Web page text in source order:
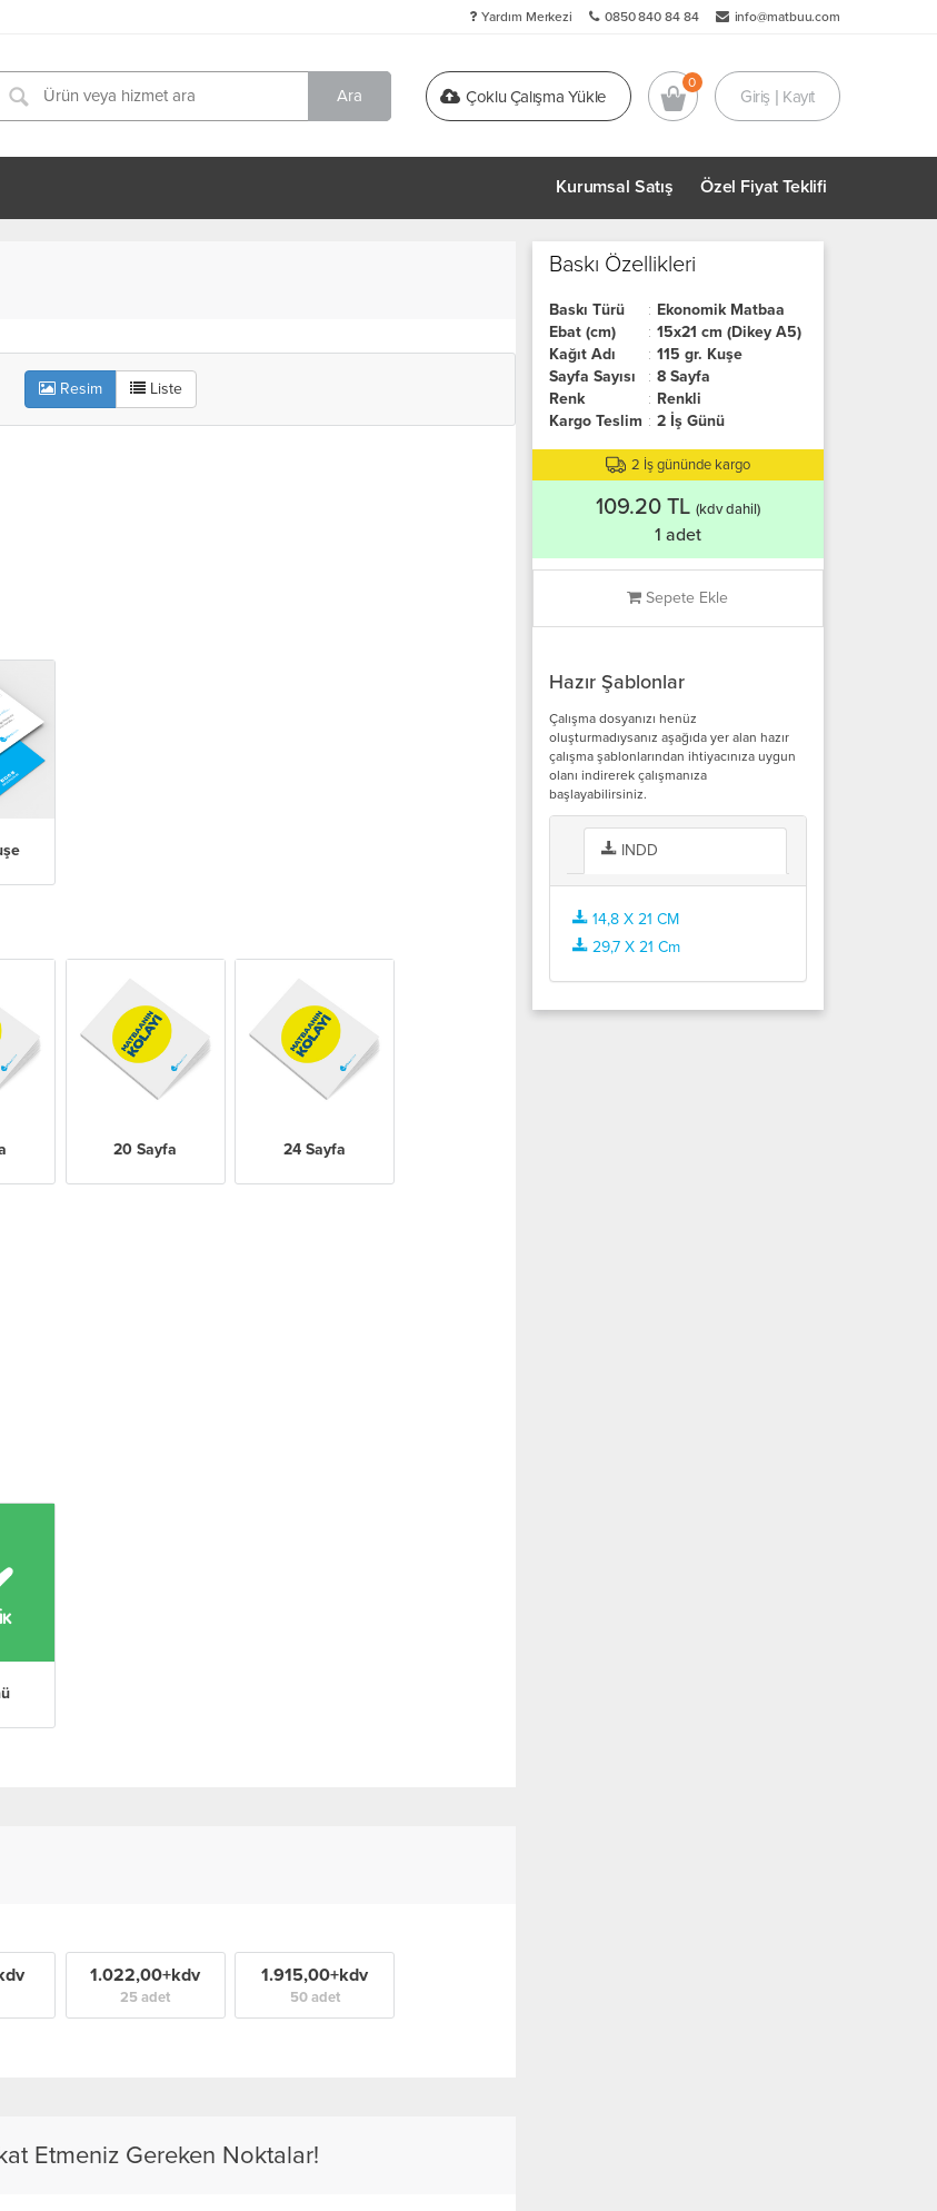
info@matbuu.com
0850 840 84 84
Yardım Merkezi
Çoklu Çalışma Yükle Giriş | Kayıt
Kurumsal Satış Özel Fiyat Teklifi
Resim Liste
20 Sayfa 24 Sayfa
1.022,00+kdv
25 adet
1.915,00+kdv
50 adet
Etmeniz Gereken Noktalar!
Baskı Özellikleri
Baskı Türü : Ekonomik Matbaa
Ebat (cm)
: 15x21 cm (Dikey A5)
Kağıt Adı
: 115 gr. Kuşe
Sayfa Sayısı
: 8 Sayfa
Renk
: Renkli
Kargo Teslim : 2 İş Günü
2 İş gününde kargo
109.20 TL (kdv dahil)
1 adet
Sepete Ekle
Hazır Şablonlar
Çalışma dosyanızı henüz
oluşturmadıysanız aşağıda yer alan hazır
çalışma şablonlarından ihtiyacınıza uygun
olanı indirerek çalışmanıza
başlayabilirsiniz.
INDD
14,8 X 21 CM
29,7 X 21 Cm